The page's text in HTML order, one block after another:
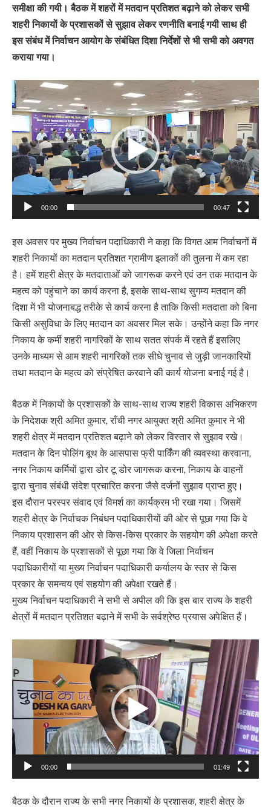
समीक्षा की गयी। बैठक में शहरों में मतदान प्रतिशत बढ़ाने को लेकर सभी
शहरी निकायों के प्रशासकों से सुझाव लेकर रणनीति बनाई गयी साथ ही
इस संबंध में निर्वाचन आयोग के संबंधित दिशा निर्देशों से भी सभी को अवगत
कराया गया।
Video
Player
00:00 00:47
इस अवसर पर मुख्य निर्वाचन पदाधिकारी ने कहा कि विगत आम निर्वाचनों में
शहरी निकायों का मतदान प्रतिशत ग्रामीण इलाकों की तुलना में कम रहा
है। हमें शहरी क्षेत्र के मतदाताओं को जागरूक करने एवं उन तक मतदान के
महत्व को पहुंचाने का कार्य करना है, इसके साथ-साथ सुगम्य मतदान की
दिशा में भी योजनाबद्ध तरीके से कार्य करना है ताकि किसी मतदाता को बिना
किसी असुविधा के लिए मतदान का अवसर मिल सके। उन्होंने कहा कि नगर
निकाय के कर्मी शहरी नागरिकों के साथ सतत संपर्क में रहते हैं इसलिए
उनके माध्यम से आम शहरी नागरिकों तक सीधे चुनाव से जुड़ी जानकारियों
तथा मतदान के महत्व को संप्रेषित करवाने की कार्य योजना बनाई गई है।
बैठक में निकायों के प्रशासकों के साथ-साथ राज्य शहरी विकास अभिकरण
के निदेशक श्री अमित कुमार, राँची नगर आयुक्त श्री अमित कुमार ने भी
शहरी क्षेत्र में मतदान प्रतिशत बढ़ाने को लेकर विस्तार से सुझाव रखे।
मतदान के दिन पोलिंग बूथ के आसपास फ्री पार्किंग की व्यवस्था करवाना,
नगर निकाय कर्मियों द्वारा डोर टू डोर जागरूक करना, निकाय के वाहनों
द्वारा चुनाव संबंधी संदेश प्रचारित करना जैसे दर्जनों सुझाव प्राप्त हुए।
इस दौरान परस्पर संवाद एवं विमर्श का कार्यक्रम भी रखा गया। जिसमें
शहरी क्षेत्र के निर्वाचक निबंधन पदाधिकारीयों की ओर से पूछा गया कि वे
निकाय प्रशासन की ओर से किस-किस प्रकार के सहयोग की अपेक्षा करते
हैं, वहीं निकाय के प्रशासकों से पूछा गया कि वे जिला निर्वाचन
पदाधिकारीयों या मुख्य निर्वाचन पदाधिकारी कर्यालय के स्तर से किस
प्रकार के समन्वय एवं सहयोग की अपेक्षा रखते हैं।
मुख्य निर्वाचन पदाधिकारी ने सभी से अपील की कि इस बार राज्य के शहरी
क्षेत्रों में मतदान प्रतिशत बढ़ाने में सभी के सर्वश्रेष्ठ प्रयास अपेक्षित हैं।
Player
00:00 01:49
बैठक के दौरान राज्य के सभी नगर निकायों के प्रशासक, शहरी क्षेत्र के